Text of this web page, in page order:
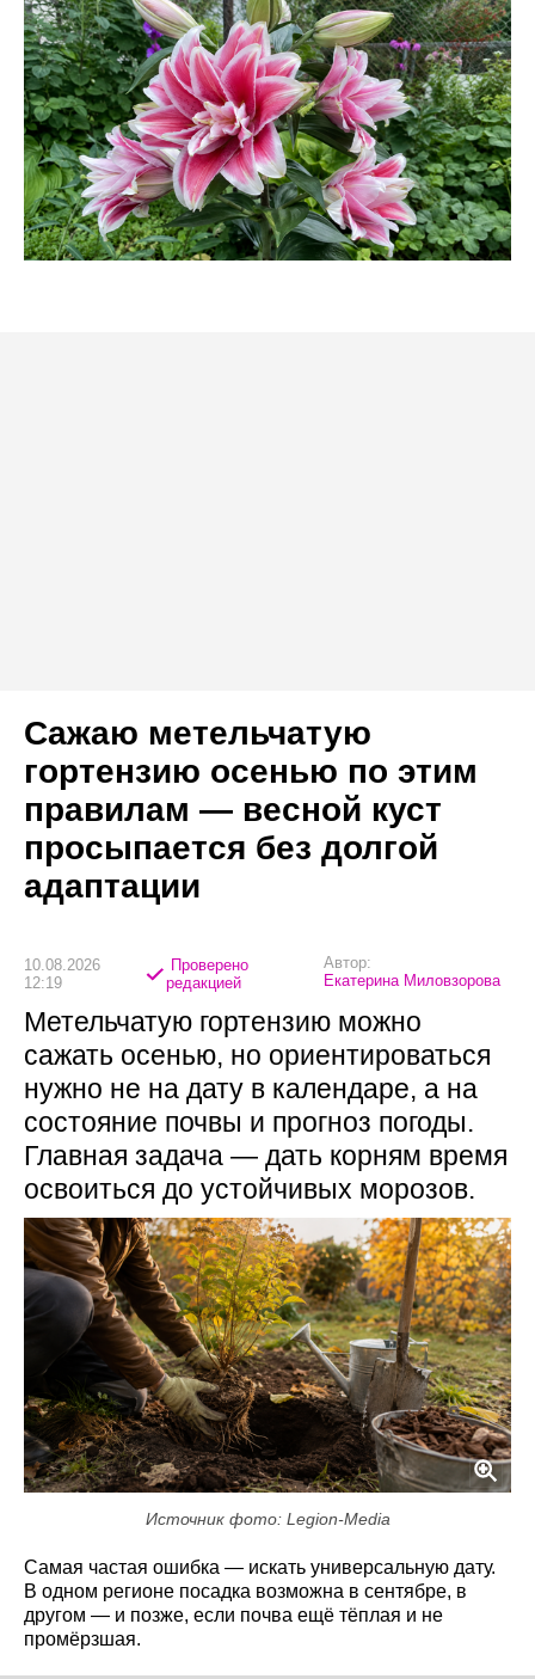
Сажаю метельчатую
гортензию осенью по этим
правилам — весной куст
просыпается без долгой
адаптации
10.08.2026
12:19
Проверено
редакцией
Автор:
Екатерина Миловзорова
Метельчатую гортензию можно
сажать осенью, но ориентироваться
нужно не на дату в календаре, а на
состояние почвы и прогноз погоды.
Главная задача — дать корням время
освоиться до устойчивых морозов.
Источник фото: Legion-Media
Самая частая ошибка — искать универсальную дату.
В одном регионе посадка возможна в сентябре, в
другом — и позже, если почва ещё тёплая и не
промёрзшая.